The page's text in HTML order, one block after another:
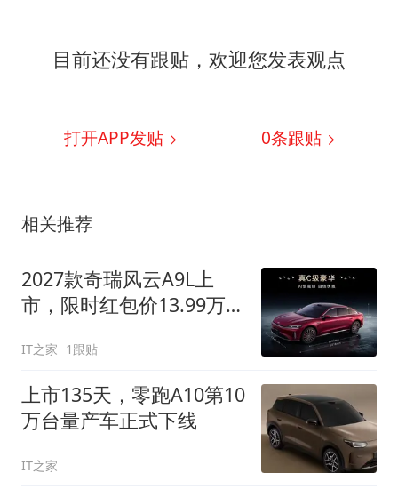
目前还没有跟贴，欢迎您发表观点
打开APP发贴 0条跟贴
相关推荐
2027款奇瑞风云A9L上
市，限时红包价13.99万元
IT之家 1跟贴
上市135天，零跑A10第10
万台量产车正式下线
IT之家